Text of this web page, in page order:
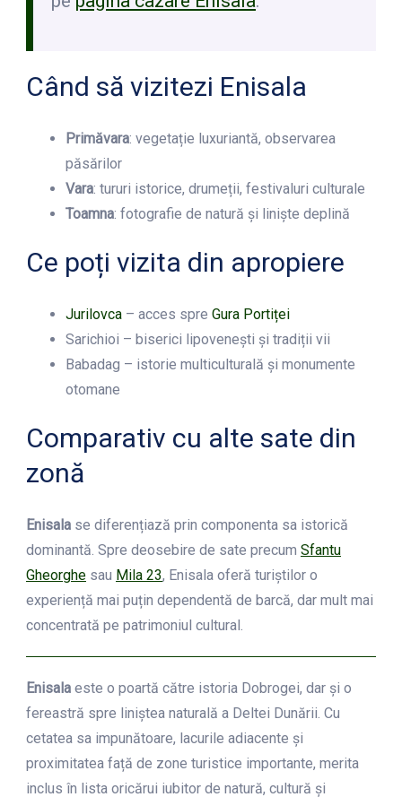
Când să vizitezi Enisala
Primăvara: vegetație luxuriantă, observarea
păsărilor
Vara: tururi istorice, drumeții, festivaluri culturale
Toamna: fotografie de natură și liniște deplină
Ce poți vizita din apropiere
Jurilovca – acces spre Gura Portiței
Sarichioi – biserici lipovenești și tradiții vii
Babadag – istorie multiculturală și monumente
otomane
Comparativ cu alte sate din
zonă
Enisala se diferențiază prin componenta sa istorică
dominantă. Spre deosebire de sate precum Sfantu
Gheorghe sau Mila 23, Enisala oferă turiștilor o
experiență mai puțin dependentă de barcă, dar mult mai
concentrată pe patrimoniul cultural.
Enisala este o poartă către istoria Dobrogei, dar și o
fereastră spre liniștea naturală a Deltei Dunării. Cu
cetatea sa impunătoare, lacurile adiacente și
proximitatea față de zone turistice importante, merita
inclus în lista oricărui iubitor de natură, cultură și